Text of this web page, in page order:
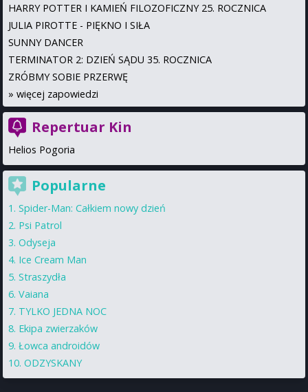
HARRY POTTER I KAMIEŃ FILOZOFICZNY 25. ROCZNICA
JULIA PIROTTE - PIĘKNO I SIŁA
SUNNY DANCER
TERMINATOR 2: DZIEŃ SĄDU 35. ROCZNICA
ZRÓBMY SOBIE PRZERWĘ
» więcej zapowiedzi
Repertuar Kin
Helios Pogoria
Popularne
Spider-Man: Całkiem nowy dzień
Psi Patrol
Odyseja
Ice Cream Man
Straszydła
Vaiana
TYLKO JEDNA NOC
Ekipa zwierzaków
Łowca androidów
ODZYSKANY